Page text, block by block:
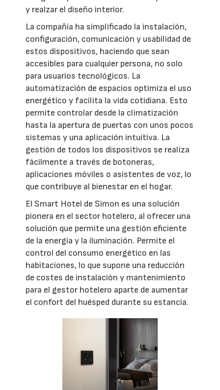
y realzar el diseño interior.
La compañía ha simplificado la instalación,
configuración, comunicación y usabilidad de
estos dispositivos, haciendo que sean
accesibles para cualquier persona, no solo
para usuarios tecnológicos. La
automatización de espacios optimiza el uso
energético y facilita la vida cotidiana. Esto
permite controlar desde la climatización
hasta la apertura de puertas con unos pocos
sistemas y una aplicación intuitiva. La
gestión de todos los dispositivos se realiza
fácilmente a través de botoneras,
aplicaciones móviles o asistentes de voz, lo
que contribuye al bienestar en el hogar.
El Smart Hotel de Simon es una solución
pionera en el sector hotelero, al ofrecer una
solución que permite una gestión eficiente
de la energía y la iluminación. Permite el
control del consumo energético en las
habitaciones, lo que supone una reducción
de costes de instalación y mantenimiento
para el gestor hotelero aparte de aumentar
el confort del huésped durante su estancia.